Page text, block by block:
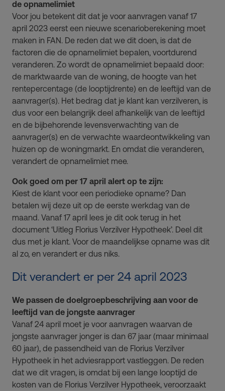
de opnamelimiet
Voor jou betekent dit dat je voor aanvragen vanaf 17
april 2023 eerst een nieuwe scenarioberekening moet
maken in FAN. De reden dat we dit doen, is dat de
factoren die de opnamelimiet bepalen, voortdurend
veranderen. Zo wordt de opnamelimiet bepaald door:
de marktwaarde van de woning, de hoogte van het
rentepercentage (de looptijdrente) en de leeftijd van de
aanvrager(s). Het bedrag dat je klant kan verzilveren, is
dus voor een belangrijk deel afhankelijk van de leeftijd
en de bijbehorende levensverwachting van de
aanvrager(s) en de verwachte waardeontwikkeling van
huizen op de woningmarkt. En omdat die veranderen,
verandert de opnamelimiet mee.
Ook goed om per 17 april alert op te zijn:
Kiest de klant voor een periodieke opname? Dan
betalen wij deze uit op de eerste werkdag van de
maand. Vanaf 17 april lees je dit ook terug in het
document ‘Uitleg Florius Verzilver Hypotheek’. Deel dit
dus met je klant. Voor de maandelijkse opname was dit
al zo, en verandert er dus niks.
Dit verandert er per 24 april 2023
We passen de doelgroepbeschrijving aan voor de
leeftijd van de jongste aanvrager
Vanaf 24 april moet je voor aanvragen waarvan de
jongste aanvrager jonger is dan 67 jaar (maar minimaal
60 jaar), de passendheid van de Florius Verzilver
Hypotheek in het adviesrapport vastleggen. De reden
dat we dit vragen, is omdat bij een lange looptijd de
kosten van de Florius Verzilver Hypotheek, veroorzaakt